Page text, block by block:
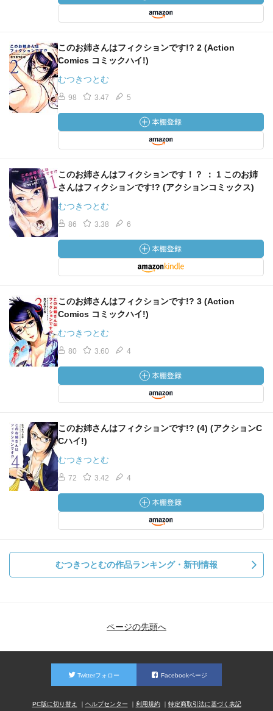
このお姉さんはフィクションです!? 2 (Action
Comics コミックハイ!)
むつきつとむ
98 3.47 5
このお姉さんはフィクションです！？ ： 1 このお姉
さんはフィクションです!? (アクションコミックス)
むつきつとむ
86 3.38 6
このお姉さんはフィクションです!? 3 (Action
Comics コミックハイ!)
むつきつとむ
80 3.60 4
このお姉さんはフィクションです!? (4) (アクションC
Cハイ!)
むつきつとむ
72 3.42 4
むつきつとむの作品ランキング・新刊情報
ページの先頭へ
Twitterフォロー Facebookページ
PC版に切り替え ヘルプセンター 利用規約 特定商取引法に基づく表記